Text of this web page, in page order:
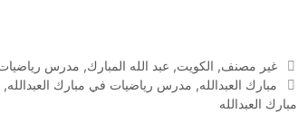
التصنيفات
غير مصنف, الكويت, عبد الله المبارك, مدرس
الوسوم
مبارك العبدالله, مدرس رياضيات في مبارك العبدالله,
مبارك العبدالله